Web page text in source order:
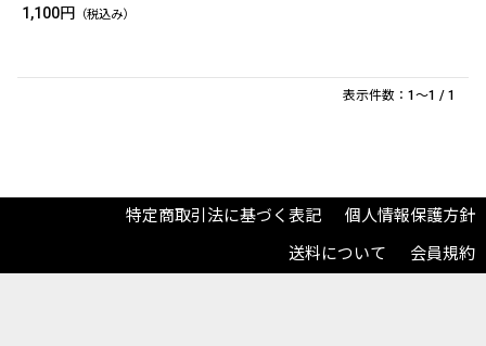
1,100円
（税込み）
表示件数：1～1 / 1
特定商取引法に基づく表記
個人情報保護方針
送料について
会員規約